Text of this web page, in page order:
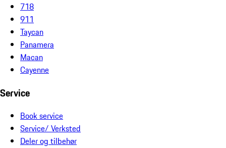
718
911
Taycan
Panamera
Macan
Cayenne
Service
Book service
Service/ Verksted
Deler og tilbehør